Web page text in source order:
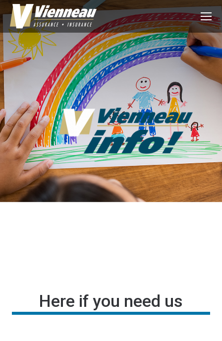
Here if you need us